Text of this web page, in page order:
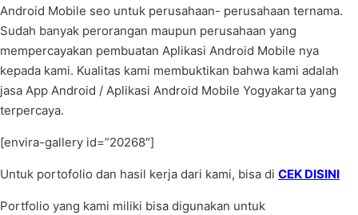
Android Mobile seo untuk perusahaan- perusahaan ternama.
Sudah banyak perorangan maupun perusahaan yang
mempercayakan pembuatan Aplikasi Android Mobile nya
kepada kami. Kualitas kami membuktikan bahwa kami adalah
jasa App Android / Aplikasi Android Mobile Yogyakarta yang
terpercaya.
[envira-gallery id=”20268″]
Untuk portofolio dan hasil kerja dari kami, bisa di CEK DISINI
Portfolio yang kami miliki bisa digunakan untuk